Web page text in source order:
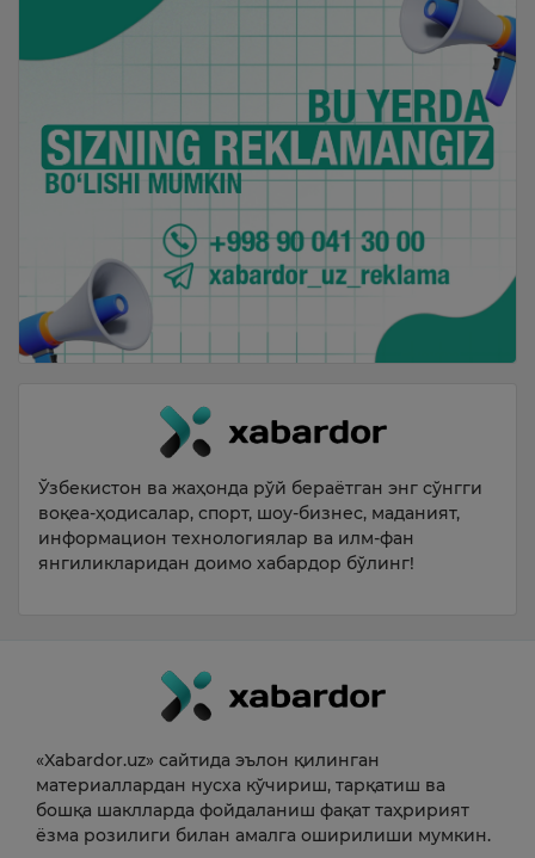
Ўзбекистон ва жаҳонда рўй бераётган энг сўнгги
воқеа-ҳодисалар, спорт, шоу-бизнес, маданият,
информацион технологиялар ва илм-фан
янгиликларидан доимо хабардор бўлинг!
«Xabardor.uz» сайтида эълон қилинган
материаллардан нусха кўчириш, тарқатиш ва
бошқа шаклларда фойдаланиш фақат таҳририят
ёзма розилиги билан амалга оширилиши мумкин.